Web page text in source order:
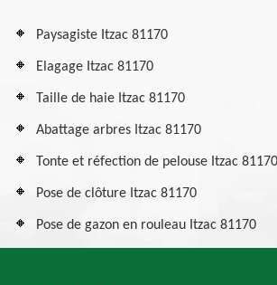
Paysagiste Itzac 81170
Elagage Itzac 81170
Taille de haie Itzac 81170
Abattage arbres Itzac 81170
Tonte et réfection de pelouse Itzac 81170
Pose de clôture Itzac 81170
Pose de gazon en rouleau Itzac 81170